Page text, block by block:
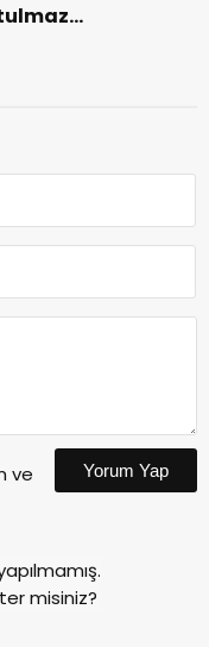
ve
Yorum Yap
misiniz?